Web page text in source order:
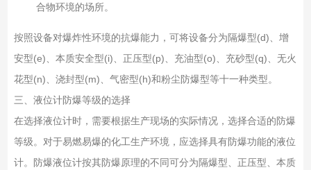
合物环境的场所。
按照设备对爆炸性环境的抗爆能力，可将设备分为隔爆型(d)、增
安型(e)、本质安全型(i)、正压型(p)、充油型(o)、充砂型(q)、无火
花型(n)、浇封型(m)、气密型(h)和粉尘防爆型等十一种类型。
三、液位计防爆等级的选择
在选择液位计时，需要根据生产现场的实际情况，选择合适的防爆
等级。对于易燃易爆的化工生产环境，应选择具有防爆功能的液位
计。防爆液位计按其防爆原理的不同可分为隔爆型、正压型、本质